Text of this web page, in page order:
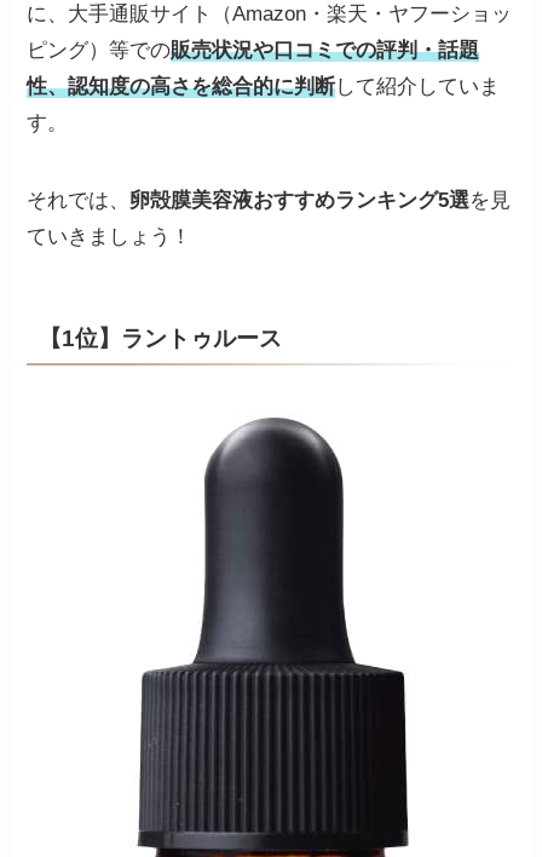
に、大手通販サイト（Amazon・楽天・ヤフーショッ
ピング）等での販売状況や口コミでの評判・話題
性、認知度の高さを総合的に判断して紹介していま
す。
それでは、 卵殻膜美容液おすすめランキング5選を見
ていきましょう！
【1位】ラントゥルース